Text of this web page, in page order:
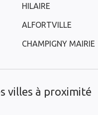
HILAIRE
ALFORTVILLE
CHAMPIGNY MAIRIE
villes à proximité